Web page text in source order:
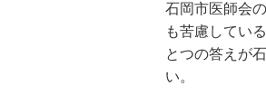
石岡市医師会
も苦慮してい
とつの答えが
い。